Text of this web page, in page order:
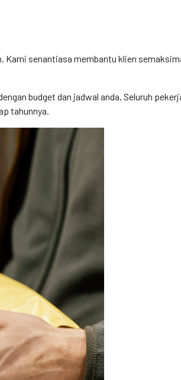
Kami senantiasa membantu klien
budget dan jadwal anda. Seluruh
tahunnya.